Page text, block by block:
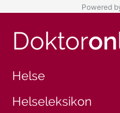
Powered
Doktor
Helse
Helseleksikon